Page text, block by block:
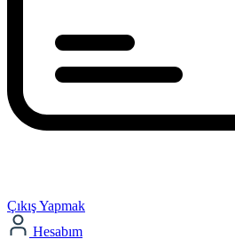
Çıkış Yapmak
Hesabım